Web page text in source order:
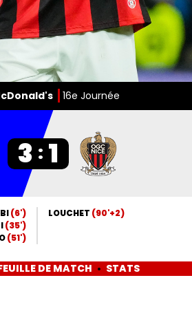
16e Journée
3 : 1
(6')
(35')
(51')
LOUCHET (90'+2)
DE MATCH STATS